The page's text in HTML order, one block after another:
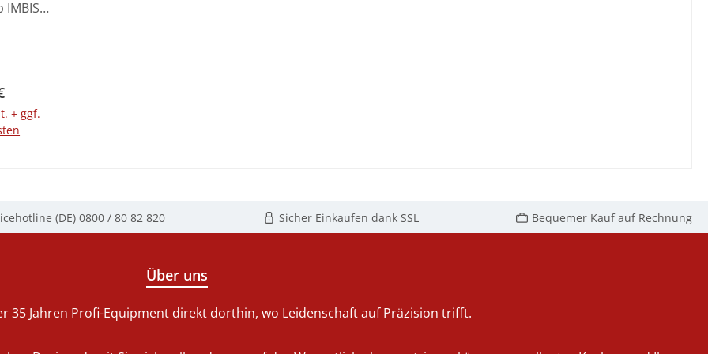
an
Litern,
Preis:
+ ggf.
(DE) 0800 / 80 82 820 Sicher Einkaufen dank SSL Bequemer Kauf auf Rechnung
Über uns
35 Jahren Profi-Equipment direkt dorthin, wo Leidenschaft auf Präzision trifft.